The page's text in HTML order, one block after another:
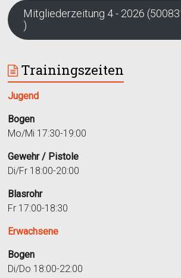
Mitgliederzeitung 4 - 2026
)
Trainingszeiten
Jugend
Bogen
Mo/Mi 17:30-19:00
Gewehr / Pistole
Di/Fr 18:00-20:00
Blasrohr
Fr 17:00-18:30
Erwachsene
Bogen
Di/Do 18:00-22:00